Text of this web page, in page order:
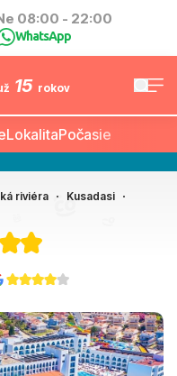
08:00 - 22:00
WhatsApp
15 rokov
LokalitaPočasie
riviéra
Kusadasi